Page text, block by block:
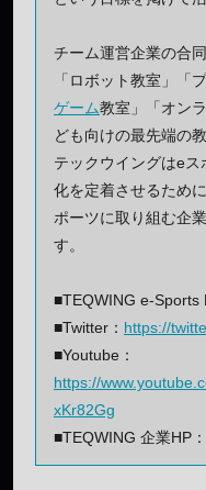
チーム運営企業の合
「ロボット教室」「
ゲーム教室」「オン
ども向けの最先端の
テックウイングはe
化を定着させるため
ポーツに取り組む企
す。
■TEQWING e-Sports
■Twitter： https://
■Youtube：
https://
xKr82Gg
■TEQWING 企業HP：